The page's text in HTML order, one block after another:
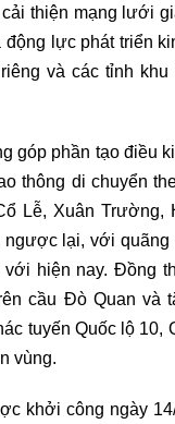
thiện mạng lưới
động lực phát triển
và các tỉnh
góp phần tạo điều
thông di chuyển
Lễ, Xuân Trường,
ngược lại, với
với hiện nay. Đồng
cầu Đò Quan và
tuyến Quốc lộ 10,
vùng.
khởi công ngày